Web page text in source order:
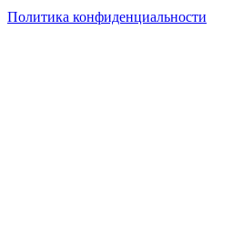
Политика конфиденциальности